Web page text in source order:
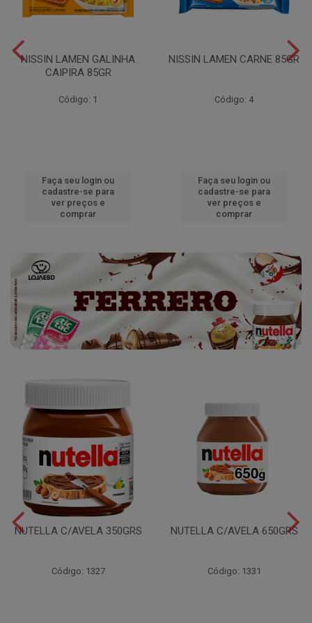
NISSIN LAMEN GALINHA
CAIPIRA 85GR
Código: 1
Faça seu login ou
cadastre-se para
ver preços e
comprar
NISSIN LAMEN CARNE 85GR
Código: 4
Faça seu login ou
cadastre-se para
ver preços e
comprar
NUTELLA C/AVELA 350GRS
Código: 1327
NUTELLA C/AVELA 650GRS
Código: 1331